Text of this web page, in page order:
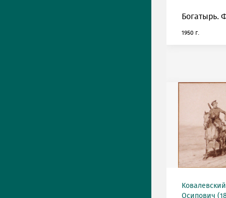
Богатырь.
1950 г.
Осипович